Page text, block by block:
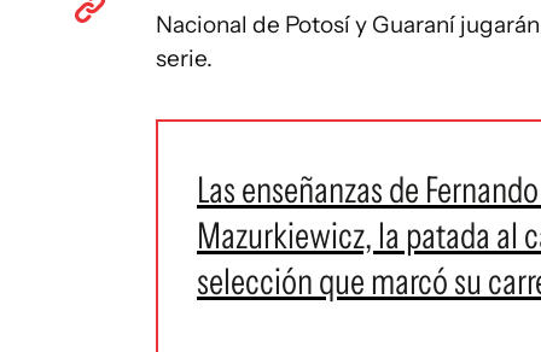
Nacional de Potosí y Guaraní
serie.
Las enseñanzas de
Mazurkiewicz, la patada al
selección que marcó su